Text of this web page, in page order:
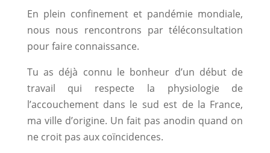
En plein confinement et pandémie mondiale,
nous nous rencontrons par téléconsultation
pour faire connaissance.
Tu as déjà connu le bonheur d’un début de
travail qui respecte la physiologie de
l’accouchement dans le sud est de la France,
ma ville d’origine. Un fait pas anodin quand on
ne croit pas aux coïncidences.